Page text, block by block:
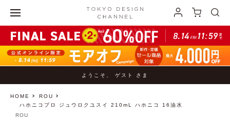
ようこそ、 ゲスト さま
HOME
ROU
ハホニコプロ ジュウロクユスイ 210mL ハホニコ 16油水
ROU